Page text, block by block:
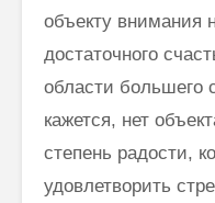
объекту внимания
достаточного
области большего
кажется, нет
степень радости,
удовлетворить